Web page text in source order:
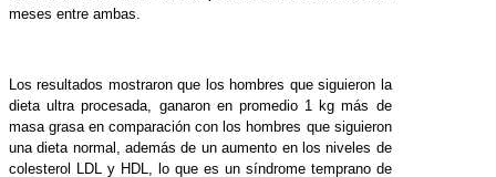
meses entre ambas.
Los resultados mostraron que los hombres que siguieron la
dieta ultra procesada, ganaron en promedio 1 kg más de
masa grasa en comparación con los hombres que siguieron
una dieta normal, además de un aumento en los niveles de
colesterol LDL y HDL, lo que es un síndrome temprano de